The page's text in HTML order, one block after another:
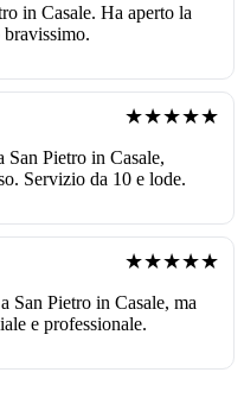
in Casale. Ha aperto la
★★★★★
San Pietro in Casale,
Servizio da 10 e lode.
★★★★★
San Pietro in Casale, ma
e professionale.